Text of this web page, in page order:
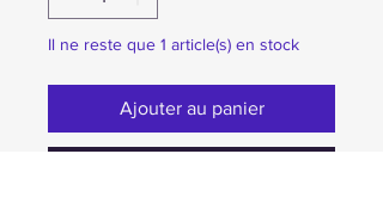
Il ne reste que 1 article(s) en stock
Ajouter au panier